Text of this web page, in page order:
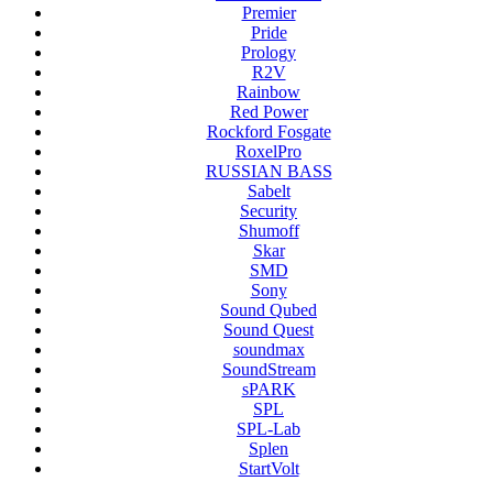
Premier
Pride
Prology
R2V
Rainbow
Red Power
Rockford Fosgate
RoxelPro
RUSSIAN BASS
Sabelt
Security
Shumoff
Skar
SMD
Sony
Sound Qubed
Sound Quest
soundmax
SoundStream
sPARK
SPL
SPL-Lab
Splen
StartVolt